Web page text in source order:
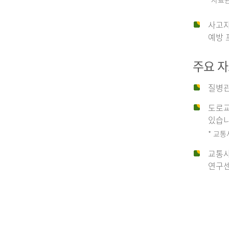
사
종
사고
예방
주요
질병
도로
있습
* 교통
교통
연구